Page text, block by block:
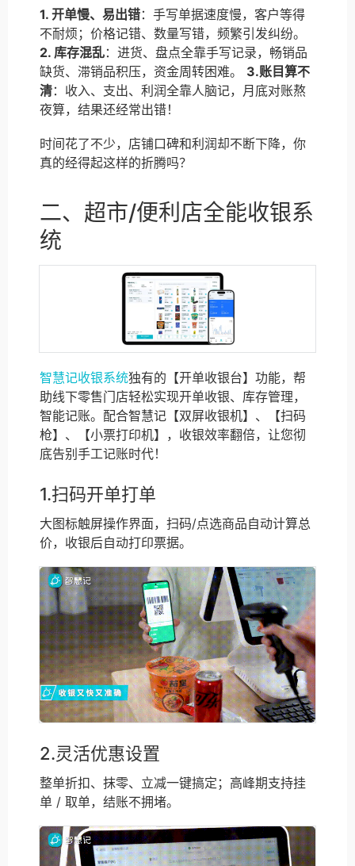
1. 开单慢、易出错：手写单据速度慢，客户等得
不耐烦；价格记错、数量写错，频繁引发纠纷。
2. 库存混乱：进货、盘点全靠手写记录，畅销品
缺货、滞销品积压，资金周转困难。 3.账目算不
清：收入、支出、利润全靠人脑记，月底对账熬
夜算，结果还经常出错！
时间花了不少，店铺口碑和利润却不断下降，你
真的经得起这样的折腾吗？
二、超市/便利店全能收银系
统
智慧记收银系统独有的【开单收银台】功能，帮
助线下零售门店轻松实现开单收银、库存管理，
智能记账。配合智慧记【双屏收银机】、【扫码
枪】、【小票打印机】，收银效率翻倍，让您彻
底告别手工记账时代！
1.扫码开单打单
大图标触屏操作界面，扫码/点选商品自动计算总
价，收银后自动打印票据。
2.灵活优惠设置
整单折扣、抹零、立减一键搞定；高峰期支持挂
单 / 取单，结账不拥堵。